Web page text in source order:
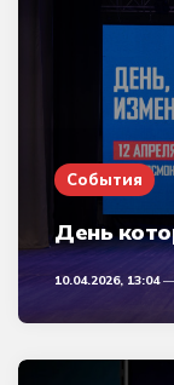
События
День
10.04.2026, 13:04